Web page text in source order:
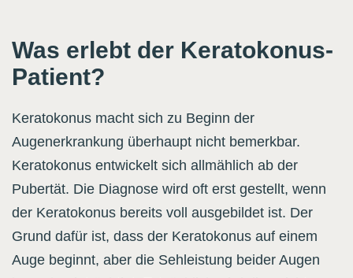
Was erlebt der Keratokonus-
Patient?
Keratokonus macht sich zu Beginn der
Augenerkrankung überhaupt nicht bemerkbar.
Keratokonus entwickelt sich allmählich ab der
Pubertät. Die Diagnose wird oft erst gestellt, wenn
der Keratokonus bereits voll ausgebildet ist. Der
Grund dafür ist, dass der Keratokonus auf einem
Auge beginnt, aber die Sehleistung beider Augen